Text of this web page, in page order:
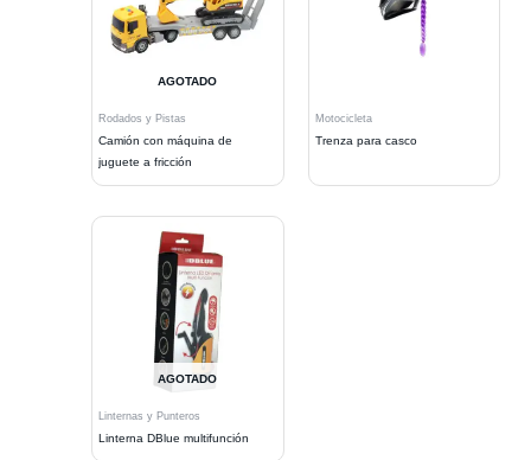
AGOTADO
Rodados y Pistas
Camión con máquina de
juguete a fricción
Motocicleta
Trenza para casco
AGOTADO
Linternas y Punteros
Linterna DBlue multifunción